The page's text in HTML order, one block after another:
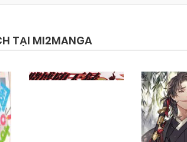
Chapter 68
Chapter 66
TẠI MI2MANGA